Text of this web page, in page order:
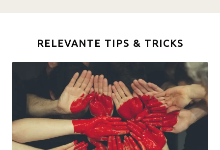
RELEVANTE TIPS & TRICKS